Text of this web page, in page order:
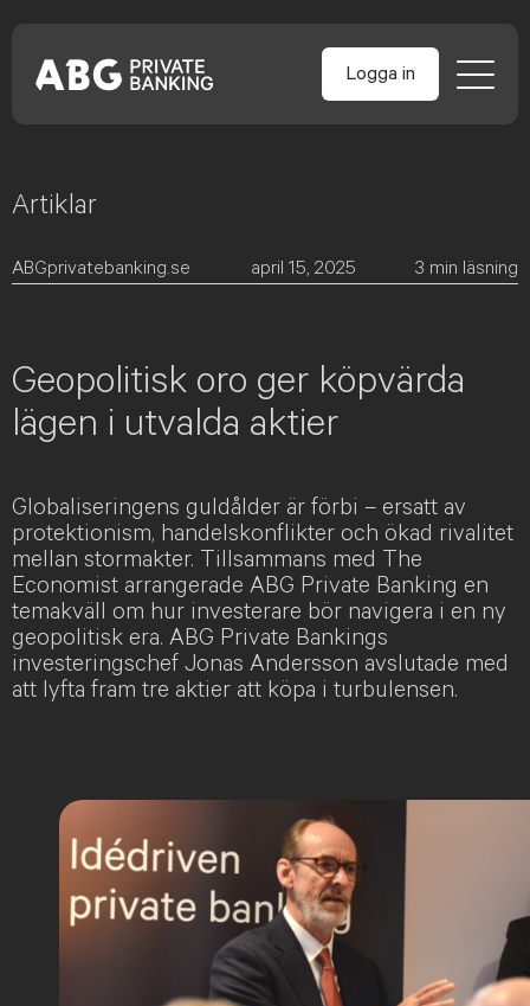
Skip
content
Logga in
Artiklar
ABGprivatebanking.se april 15, 2025 3 min läsning
Geopolitisk oro ger köpvärda
lägen i utvalda aktier
Globaliseringens guldålder är förbi – ersatt av
protektionism, handelskonflikter och ökad rivalitet
mellan stormakter. Tillsammans med The
Economist arrangerade ABG Private Banking en
temakväll om hur investerare bör navigera i en ny
geopolitisk era. ABG Private Bankings
investeringschef Jonas Andersson avslutade med
att lyfta fram tre aktier att köpa i turbulensen.